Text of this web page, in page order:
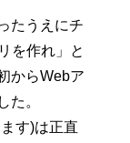
たうえにチ
を作れ」と
からWebア
た。
す)は正直